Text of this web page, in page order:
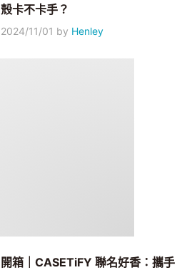
殼卡不卡手？
2024/11/01 by Henley
開箱｜CASETiFY 聯名好香：攜手